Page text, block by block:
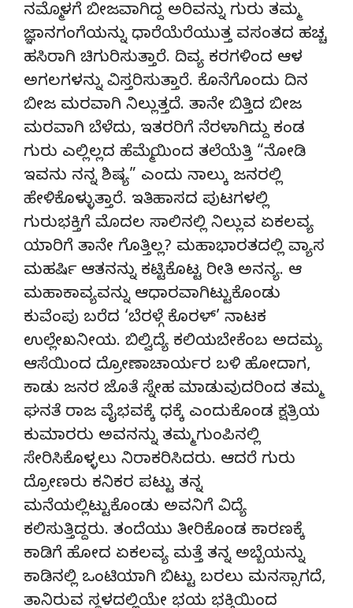
ನಮ್ಮೊಳಗೆ ಬೀಜವಾಗಿದ್ದ ಅರಿವನ್ನು ಗುರು ತಮ್ಮ
ಜ್ಞಾನಗಂಗೆಯನ್ನು ಧಾರೆಯೆರೆಯುತ್ತ ವಸಂತದ ಹಚ್ಚ
ಹಸಿರಾಗಿ ಚಿಗುರಿಸುತ್ತಾರೆ. ದಿವ್ಯ ಕರಗಳಿಂದ ಆಳ
ಅಗಲಗಳನ್ನು ವಿಸ್ತರಿಸುತ್ತಾರೆ. ಕೊನೆಗೊಂದು ದಿನ
ಬೀಜ ಮರವಾಗಿ ನಿಲ್ಲುತ್ತದೆ. ತಾನೇ ಬಿತ್ತಿದ ಬೀಜ
ಮರವಾಗಿ ಬೆಳೆದು, ಇತರರಿಗೆ ನೆರಳಾಗಿದ್ದು ಕಂಡ
ಗುರು ಎಲ್ಲಿಲ್ಲದ ಹೆಮ್ಮೆಯಿಂದ ತಲೆಯೆತ್ತಿ “ನೋಡಿ
ಇವನು ನನ್ನ ಶಿಷ್ಯ” ಎಂದು ನಾಲ್ಕು ಜನರಲ್ಲಿ
ಹೇಳಿಕೊಳ್ಳುತ್ತಾರೆ. ಇತಿಹಾಸದ ಪುಟಗಳಲ್ಲಿ
ಗುರುಭಕ್ತಿಗೆ ಮೊದಲ ಸಾಲಿನಲ್ಲಿ ನಿಲ್ಲುವ ಏಕಲವ್ಯ
ಯಾರಿಗೆ ತಾನೇ ಗೊತ್ತಿಲ್ಲ? ಮಹಾಭಾರತದಲ್ಲಿ ವ್ಯಾಸ
ಮಹರ್ಷಿ ಆತನನ್ನು ಕಟ್ಟಿಕೊಟ್ಟ ರೀತಿ ಅನನ್ಯ. ಆ
ಮಹಾಕಾವ್ಯವನ್ನು ಆಧಾರವಾಗಿಟ್ಟುಕೊಂಡು
ಕುವೆಂಪು ಬರೆದ ‘ಬೆರಳ್ಗೆ ಕೊರಳ್’ ನಾಟಕ
ಉಲ್ಲೇಖನೀಯ. ಬಿಲ್ವಿದ್ಯೆ ಕಲಿಯಬೇಕೆಂಬ ಅದಮ್ಯ
ಆಸೆಯಿಂದ ದ್ರೋಣಾಚಾರ್ಯರ ಬಳಿ ಹೋದಾಗ,
ಕಾಡು ಜನರ ಜೊತೆ ಸ್ನೇಹ ಮಾಡುವುದರಿಂದ ತಮ್ಮ
ಘನತೆ ರಾಜ ವೈಭವಕ್ಕೆ ಧಕ್ಕೆ ಎಂದುಕೊಂಡ ಕ್ಷತ್ರಿಯ
ಕುಮಾರರು ಅವನನ್ನು ತಮ್ಮ ಗುಂಪಿನಲ್ಲಿ
ಸೇರಿಸಿಕೊಳ್ಳಲು ನಿರಾಕರಿಸಿದರು. ಆದರೆ ಗುರು
ದ್ರೋಣರು ಕನಿಕರ ಪಟ್ಟು ತನ್ನ
ಮನೆಯಲ್ಲಿಟ್ಟುಕೊಂಡು ಅವನಿಗೆ ವಿದ್ಯೆ
ಕಲಿಸುತ್ತಿದ್ದರು. ತಂದೆಯು ತೀರಿಕೊಂಡ ಕಾರಣಕ್ಕೆ
ಕಾಡಿಗೆ ಹೋದ ಏಕಲವ್ಯ ಮತ್ತೆ ತನ್ನ ಅಬ್ಬೆಯನ್ನು
ಕಾಡಿನಲ್ಲಿ ಒಂಟಿಯಾಗಿ ಬಿಟ್ಟು ಬರಲು ಮನಸ್ಸಾಗದೆ,
ತಾನಿರುವ ಸ್ಥಳದಲ್ಲಿಯೇ ಭಯ ಭಕ್ತಿಯಿಂದ